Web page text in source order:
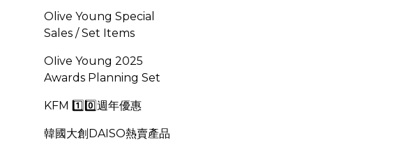
Olive Young Special
Sales / Set Items
OIive Young 2025
Awards Planning Set
KFM 1️⃣0️⃣週年優惠
韓國大創DAISO熱賣產品